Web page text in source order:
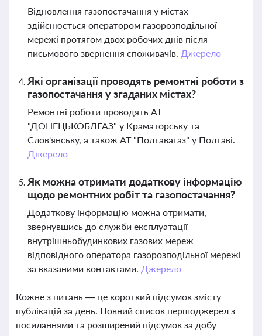
Відновлення газопостачання у містах
здійснюється оператором газорозподільної
мережі протягом двох робочих днів після
письмового звернення споживачів. Джерело
Які організації проводять ремонтні роботи з
газопостачання у згаданих містах?
Ремонтні роботи проводять АТ
"ДОНЕЦЬКОБЛГАЗ" у Краматорську та
Слов'янську, а також АТ "Полтавагаз" у Полтаві.
Джерело
Як можна отримати додаткову інформацію
щодо ремонтних робіт та газопостачання?
Додаткову інформацію можна отримати,
звернувшись до служби експлуатації
внутрішньобудинкових газових мереж
відповідного оператора газорозподільної мережі
за вказаними контактами. Джерело
Кожне з питань — це короткий підсумок змісту
публікацій за день. Повний список першоджерел з
посиланнями та розширений підсумок за добу